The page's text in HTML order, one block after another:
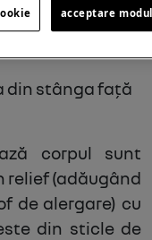
finisaj închis
jurul geamurilor
din stânga față
corpul sunt
relief (adăugând
de alergare) cu
din sticle de
acceptare